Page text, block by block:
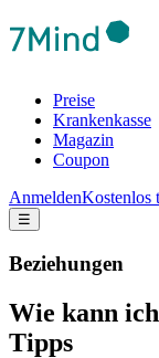
Preise
Krankenkasse
Magazin
Coupon
AnmeldenKostenlos
☰
Beziehungen
Wie kann
Tipps